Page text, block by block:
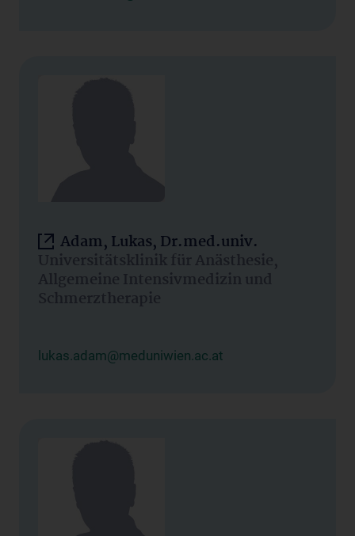
Adam, Lukas, Dr.med.univ.
Universitätsklinik für Anästhesie,
Allgemeine Intensivmedizin und
Schmerztherapie
lukas.adam@meduniwien.ac.at